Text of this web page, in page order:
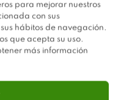
para mejorar nuestros
con sus
hábitos de navegación.
que acepta su uso.
más información
Entrada siguiente